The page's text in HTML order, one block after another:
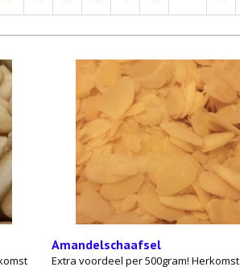
Amandelschaafsel
Extra voordeel per 500gram! Herkomst